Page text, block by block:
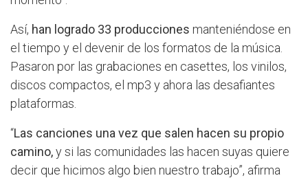
Así, han logrado 33 producciones manteniéndose en
el tiempo y el devenir de los formatos de la música.
Pasaron por las grabaciones en casettes, los vinilos,
discos compactos, el mp3 y ahora las desafiantes
plataformas.
“Las canciones una vez que salen hacen su propio
camino,y si las comunidades las hacen suyas quiere
decir que hicimos algo bien nuestro trabajo”, afirma